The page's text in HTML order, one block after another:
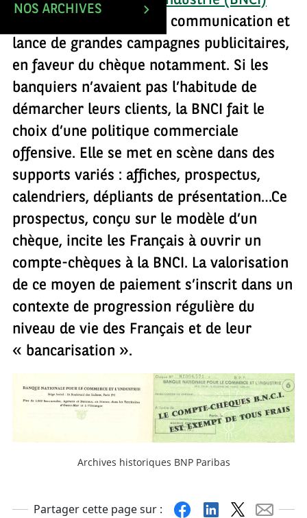
NOS ARCHIVES
intensifie ses efforts de communication et
lance de grandes campagnes publicitaires,
en faveur du chèque notamment. Si les
banquiers n’avaient pas l’habitude de
démarcher leurs clients, la BNCI fait le
choix d’une politique commerciale
offensive. Elle se met en scène dans des
supports variés : affiches, prospectus,
calendriers, dépliants de présentation…Ce
prospectus, conçu sur le modèle d’un
chèque, incite les Français à ouvrir un
compte-chèques à la BNCI. La valorisation
de ce moyen de paiement s’inscrit dans un
contexte de progression régulière du
niveau de vie des Français et de leur
« bancarisation ».
Archives historiques BNP Paribas
Partager cette page sur : FacebookLinkedin Mail